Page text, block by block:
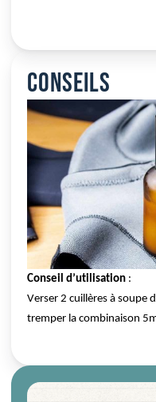
Conseils
Conseil d’utilisation :
Verser 2 cuillères à soupe
tremper la combinaison